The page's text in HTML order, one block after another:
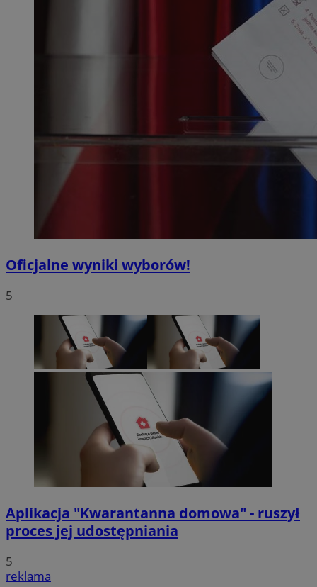
Oficjalne wyniki wyborów!
5
Aplikacja "Kwarantanna domowa" - ruszył
proces jej udostępniania
5
reklama